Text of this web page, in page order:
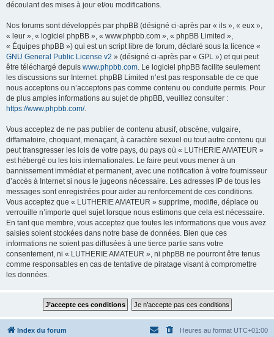
découlant des mises à jour et/ou modifications.
Nos forums sont développés par phpBB (désigné ci-après par « ils », « eux »,
« leur », « logiciel phpBB », « www.phpbb.com », « phpBB Limited »,
« Équipes phpBB ») qui est un script libre de forum, déclaré sous la licence «
GNU General Public License v2 » (désigné ci-après par « GPL ») et qui peut
être téléchargé depuis www.phpbb.com. Le logiciel phpBB facilite seulement
les discussions sur Internet. phpBB Limited n’est pas responsable de ce que
nous acceptons ou n’acceptons pas comme contenu ou conduite permis. Pour
de plus amples informations au sujet de phpBB, veuillez consulter :
https://www.phpbb.com/.
Vous acceptez de ne pas publier de contenu abusif, obscène, vulgaire,
diffamatoire, choquant, menaçant, à caractère sexuel ou tout autre contenu qui
peut transgresser les lois de votre pays, du pays où « LUTHERIE AMATEUR »
est hébergé ou les lois internationales. Le faire peut vous mener à un
bannissement immédiat et permanent, avec une notification à votre fournisseur
d’accès à Internet si nous le jugeons nécessaire. Les adresses IP de tous les
messages sont enregistrées pour aider au renforcement de ces conditions.
Vous acceptez que « LUTHERIE AMATEUR » supprime, modifie, déplace ou
verrouille n’importe quel sujet lorsque nous estimons que cela est nécessaire.
En tant que membre, vous acceptez que toutes les informations que vous avez
saisies soient stockées dans notre base de données. Bien que ces
informations ne soient pas diffusées à une tierce partie sans votre
consentement, ni « LUTHERIE AMATEUR », ni phpBB ne pourront être tenus
comme responsables en cas de tentative de piratage visant à compromettre
les données.
Index du forum Heures au format UTC+01:00